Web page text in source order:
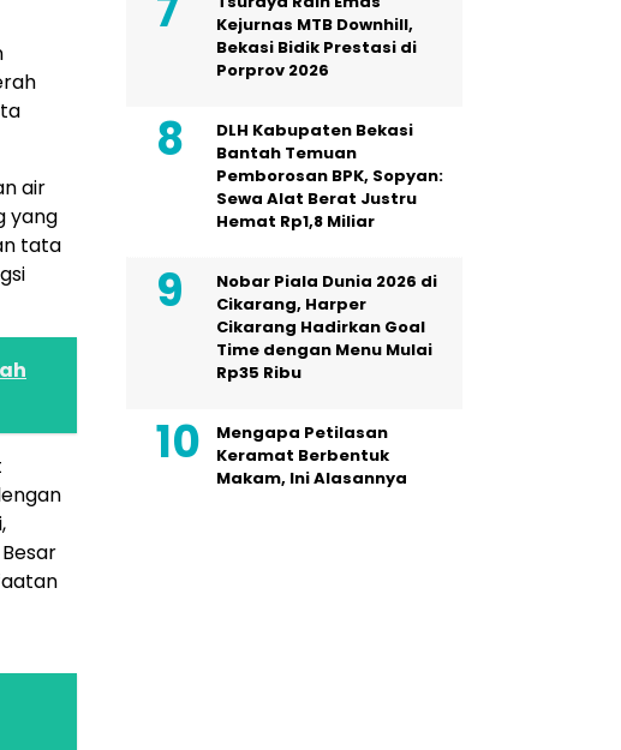
air
yang
tata
Kejurnas MTB Downhill,
Bekasi Bidik Prestasi di
Porprov 2026
DLH Kabupaten Bekasi
Bantah Temuan
Pemborosan BPK, Sopyan:
Sewa Alat Berat Justru
Hemat Rp1,8 Miliar
Nobar Piala Dunia 2026 di
Cikarang, Harper
Cikarang Hadirkan Goal
Time dengan Menu Mulai
Rp35 Ribu
Mengapa Petilasan
Keramat Berbentuk
Makam, Ini Alasannya